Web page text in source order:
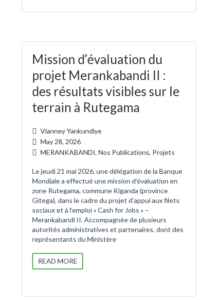
Mission d’évaluation du
projet Merankabandi II :
des résultats visibles sur le
terrain à Rutegama
Vianney Yankundiye
May 28, 2026
MERANKABANDI, Nos Publications, Projets
Le jeudi 21 mai 2026, une délégation de la Banque
Mondiale a effectué une mission d’évaluation en
zone Rutegama, commune Kiganda (province
Gitega), dans le cadre du projet d’appui aux filets
sociaux et à l’emploi « Cash for Jobs » –
Merankabandi II. Accompagnée de plusieurs
autorités administratives et partenaires, dont des
représentants du Ministère
READ MORE